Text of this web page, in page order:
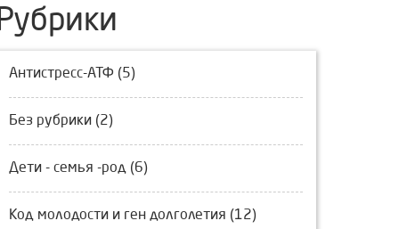
Рубрики
Антистресс-АТФ (5)
Без рубрики (2)
Дети - семья -род (6)
Код молодости и ген долголетия (12)